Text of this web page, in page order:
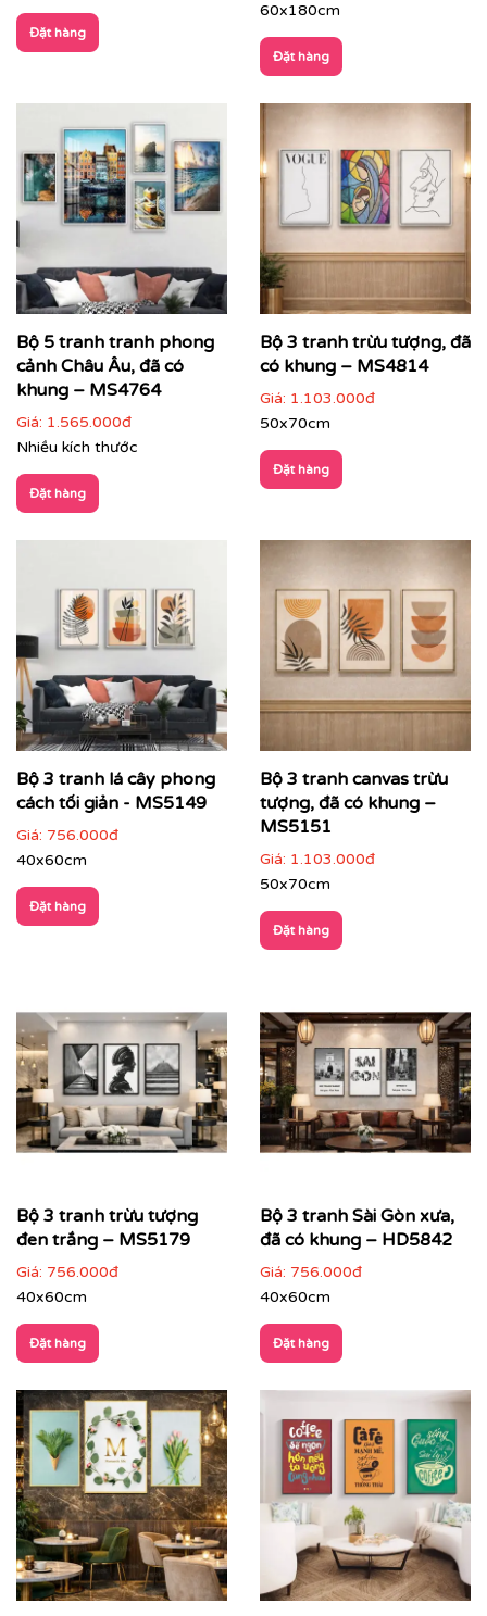
Với công nghệ in hiện đại, chúng tôi đảm bảo tái tạo lại
Printek còn hỗ trợ tư vấn miễn phí để giúp bạn chọn
được bức tranh phù hợp nhất với không gian và sở
thích của mình. Đặc biệt, chúng tôi còn cung cấp dịch
vụ vận chuyển trên toàn quốc, giúp bạn tiết kiệm thời
gian và công sức.
Đặt hàng
60x180cm
Đặt hàng
Bộ 5 tranh tranh phong
cảnh Châu Âu, đã có
khung – MS4764
Giá: 1.565.000đ
Nhiều kích thước
Đặt hàng
Bộ 3 tranh trừu tượng, đã
có khung – MS4814
Giá: 1.103.000đ
50x70cm
Đặt hàng
Bộ 3 tranh lá cây phong
cách tối giản - MS5149
Giá: 756.000đ
40x60cm
Đặt hàng
Bộ 3 tranh canvas trừu
tượng, đã có khung –
MS5151
Giá: 1.103.000đ
50x70cm
Đặt hàng
Bộ 3 tranh trừu tượng
đen trắng – MS5179
Giá: 756.000đ
40x60cm
Đặt hàng
Bộ 3 tranh Sài Gòn xưa,
đã có khung – HD5842
Giá: 756.000đ
40x60cm
Đặt hàng